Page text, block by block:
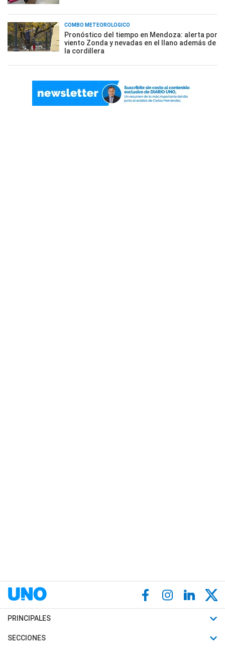
COMBO METEOROLÓGICO
Pronóstico del tiempo en Mendoza: alerta por
viento Zonda y nevadas en el llano además de
la cordillera
PRINCIPALES
Últimas Noticias
SECCIONES